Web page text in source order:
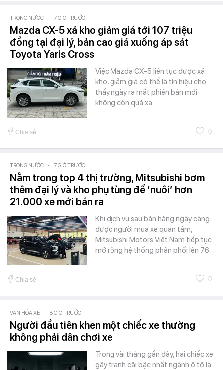
TRONG NƯỚC - 7 GIỜ TRƯỚC
Mazda CX-5 xả kho giảm giá tới 107 triệu
đồng tại đại lý, bản cao giá xuống áp sát
Toyota Yaris Cross
Việc Mazda CX-5 liên tục được xả
kho, giảm giá có thể là tín hiệu cho
thấy ngày ra mắt phiên bản mới
không còn quá xa.
Chia sẻ 0
TRONG NƯỚC - 7 GIỜ TRƯỚC
Nằm trong top 4 thị trường, Mitsubishi bơm
thêm đại lý và kho phụ tùng để ‘nuôi’ hơn
21.000 xe mới bán ra
Khi dịch vụ sau bán hàng ngày càng
được người mua xe quan tâm,
Mitsubishi Motors Việt Nam tiếp tục
mở rộng hệ thống phân phối lên 76…
Chia sẻ 0
VĂN HÓA XE - 8 GIỜ TRƯỚC
Người đầu tiên khen một chiếc xe thường
không phải dân chơi xe
Trong vài tháng gần đây, hai chiếc xe
gây tranh cãi bậc nhất ngành ô tô là